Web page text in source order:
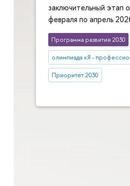
заключительный этап
февраля по апрель
Программа развития 2030
олимпиада «Я -
Приоритет 2030